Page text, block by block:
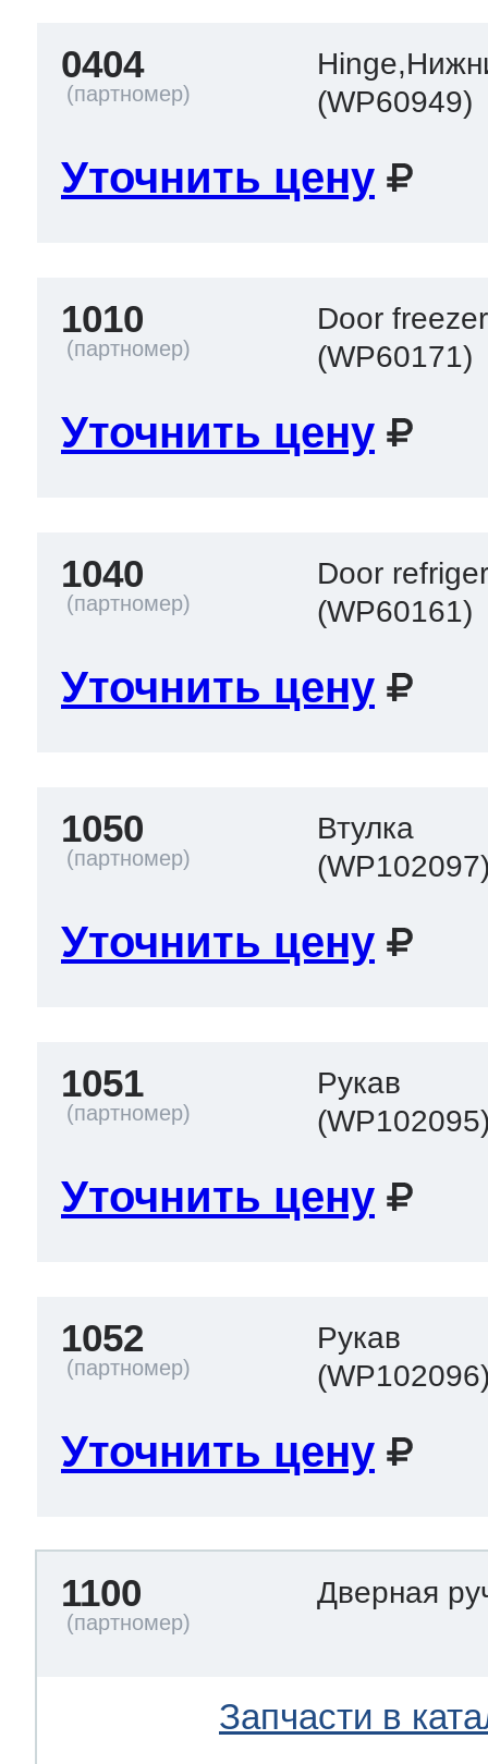
0404
(WP60949)
Уточнить цену
1010
Door freezer
(WP60171)
Уточнить цену
1040
Door
(WP60161)
Уточнить цену
1050
Втулка
Уточнить цену
1051
Рукав
Уточнить цену
1052
Рукав
Уточнить цену
1100 Дверная
Запчасти в